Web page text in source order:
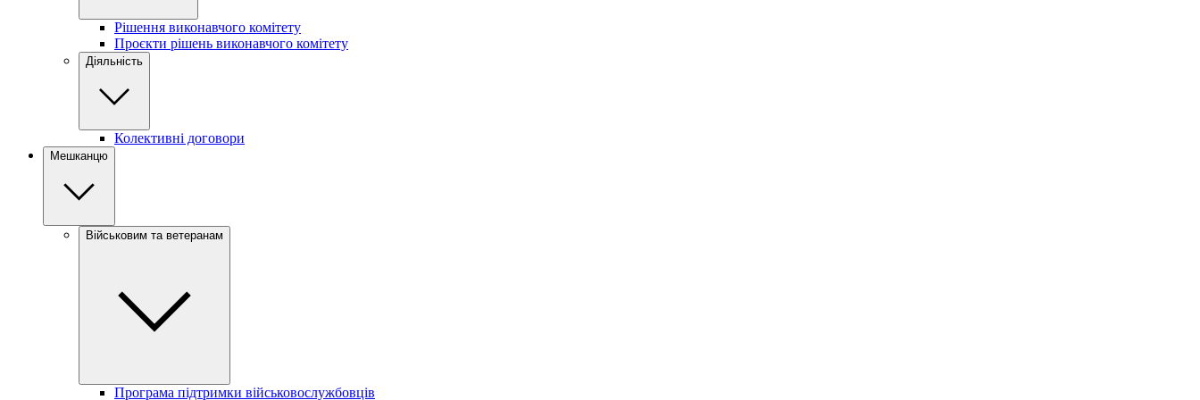
Рішення виконавчого комітету
Проєкти рішень виконавчого комітету
Діяльність
Колективні договори
Мешканцю
Військовим та ветеранам
Програма підтримки військовослужбовців